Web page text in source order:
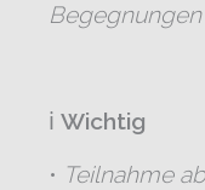
Begegnungen
ℹ️ Wichtig
• Teilnahme